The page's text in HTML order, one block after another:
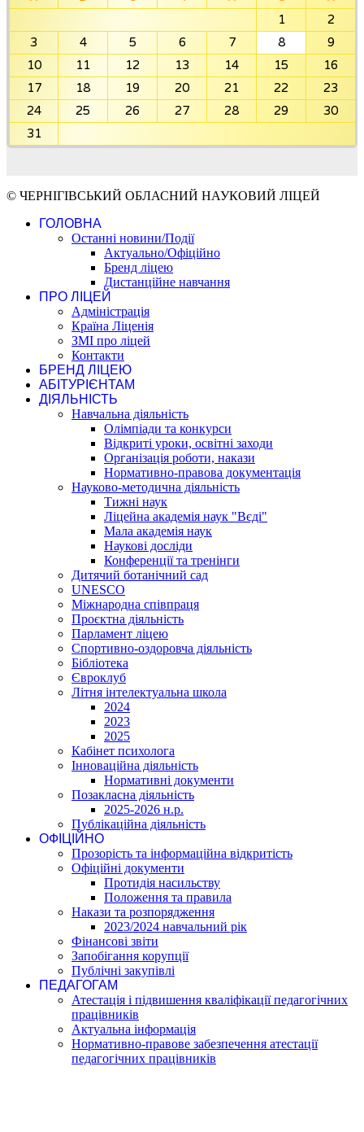
1
2
3
4 5 6 7 8
9
10
11 12 13 14 15
16
17
18 19 20 21 22
23
24
25 26 27 28 29
30
31
© ЧЕРНІГІВСЬКИЙ ОБЛАСНИЙ НАУКОВИЙ ЛІЦЕЙ
ГОЛОВНА
Останні новини/Події
Актуально/Офіційно
Бренд ліцею
Дистанційне навчання
ПРО ЛІЦЕЙ
Адміністрація
Країна Ліценія
ЗМІ про ліцей
Контакти
БРЕНД ЛІЦЕЮ
АБІТУРІЄНТАМ
ДІЯЛЬНІСТЬ
Навчальна діяльність
Олімпіади та конкурси
Відкриті уроки, освітні заходи
Організація роботи, накази
Нормативно-правова документація
Науково-методична діяльність
Тижні наук
Ліцейна академія наук "Вєді"
Мала академія наук
Наукові досліди
Конференції та тренінги
Дитячий ботанічний сад
UNESCO
Міжнародна співпраця
Проєктна діяльність
Парламент ліцею
Спортивно-оздоровча діяльність
Бібліотека
Євроклуб
Літня інтелектуальна школа
2024
2023
2025
Кабінет психолога
Інноваційна діяльність
Нормативні документи
Позакласна діяльність
2025-2026 н.р.
Публікаційна діяльність
ОФІЦІЙНО
Прозорість та інформаційна відкритість
Офіційні документи
Протидія насильству
Положення та правила
Накази та розпорядження
2023/2024 навчальний рік
Фінансові звіти
Запобігання корупції
Публічні закупівлі
ПЕДАГОГАМ
Атестація і підвишення кваліфікації педагогічних
працівників
Актуальна інформація
Нормативно-правове забезпечення атестації
педагогічних працівників